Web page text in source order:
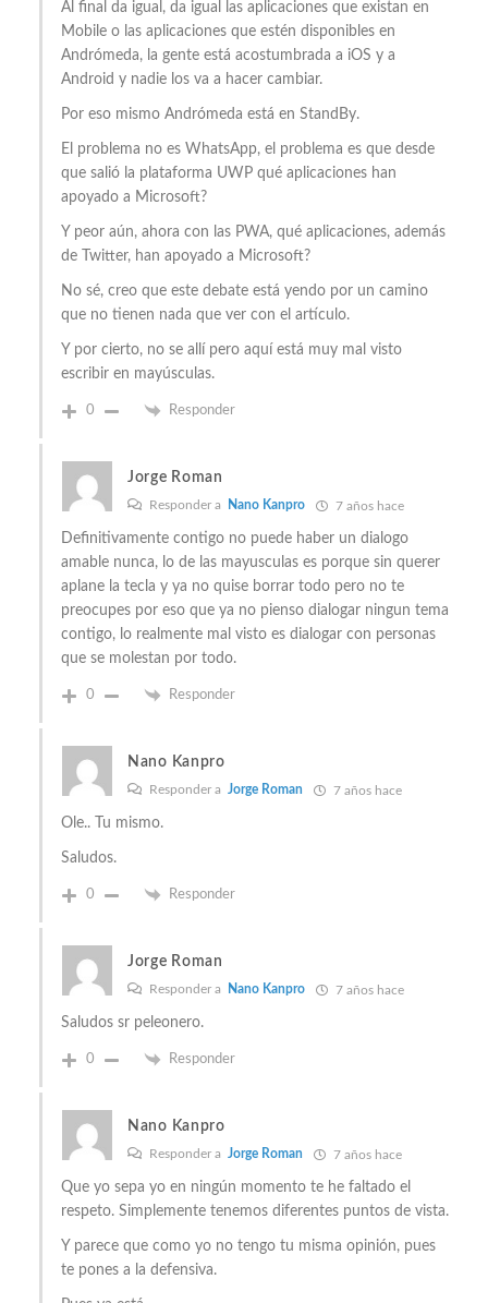
Al final da igual, da igual las aplicaciones que existan en
Mobile o las aplicaciones que estén disponibles en
Andrómeda, la gente está acostumbrada a iOS y a
Android y nadie los va a hacer cambiar.
Por eso mismo Andrómeda está en StandBy.
El problema no es WhatsApp, el problema es que desde
que salió la plataforma UWP qué aplicaciones han
apoyado a Microsoft?
Y peor aún, ahora con las PWA, qué aplicaciones, además
de Twitter, han apoyado a Microsoft?
No sé, creo que este debate está yendo por un camino
que no tienen nada que ver con el artículo.
Y por cierto, no se allí pero aquí está muy mal visto
escribir en mayúsculas.
0 Responder
Jorge Roman
Responder a Nano Kanpro 7 años hace
Definitivamente contigo no puede haber un dialogo
amable nunca, lo de las mayusculas es porque sin querer
aplane la tecla y ya no quise borrar todo pero no te
preocupes por eso que ya no pienso dialogar ningun tema
contigo, lo realmente mal visto es dialogar con personas
que se molestan por todo.
0 Responder
Nano Kanpro
Responder a Jorge Roman 7 años hace
Ole.. Tu mismo.
Saludos.
0 Responder
Jorge Roman
Responder a Nano Kanpro 7 años hace
Saludos sr peleonero.
0 Responder
Nano Kanpro
Responder a Jorge Roman 7 años hace
Que yo sepa yo en ningún momento te he faltado el
respeto. Simplemente tenemos diferentes puntos de vista.
Y parece que como yo no tengo tu misma opinión, pues
te pones a la defensiva.